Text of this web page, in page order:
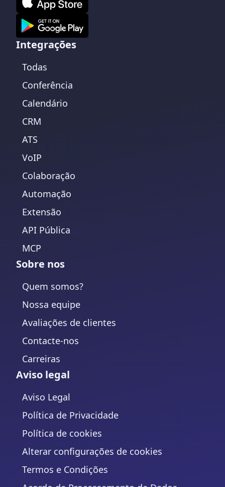
Integrações
Todas
Conferência
Calendário
CRM
ATS
VoIP
Colaboração
Automação
Extensão
API Pública
MCP
Sobre nos
Quem somos?
Nossa equipe
Avaliações de clientes
Contacte-nos
Carreiras
Aviso legal
Aviso Legal
Política de Privacidade
Política de cookies
Alterar configurações de cookies
Termos e Condições